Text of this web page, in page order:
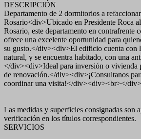
DESCRIPCIÓN
Departamento de 2 dormitorios a
Rosario<div>Ubicado en Presidente Roca
Rosario, este departamento en contrafrente
ofrece una excelente oportunidad para
su gusto.</div><div>El edificio cuenta con
natural, y se encuentra habitado, con una
</div><div>Ideal para inversión o vivienda
de renovación.</div><div>¡Consultanos
coordinar una visita!</div><div><br></div>
Las medidas y superficies consignadas son
verificación en los títulos correspondientes.
SERVICIOS